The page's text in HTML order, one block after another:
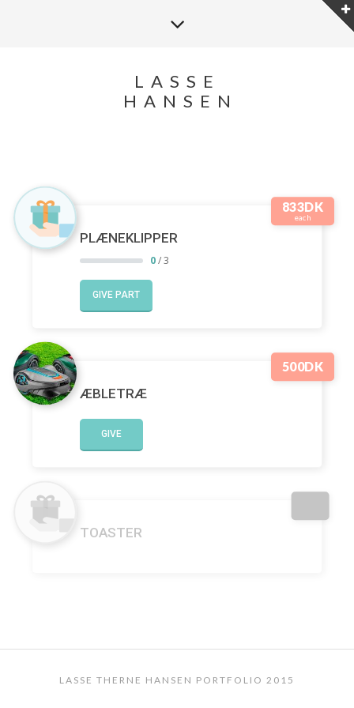
LASSE
HANSEN
833DK
each
PLÆNEKLIPPER
0/ 3
GIVE PART
500DK
ÆBLETRÆ
GIVE
TOASTER
LASSE THERNE HANSEN PORTFOLIO 2015